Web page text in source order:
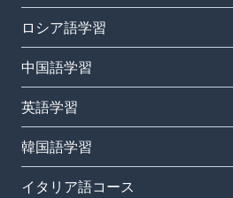
ロシア語学習
中国語学習
英語学習
韓国語学習
イタリア語コース